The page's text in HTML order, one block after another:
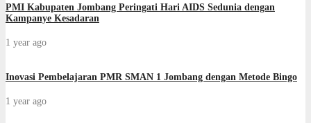
PMI Kabupaten Jombang Peringati Hari AIDS Sedunia dengan
Kampanye Kesadaran
1 year ago
Inovasi Pembelajaran PMR SMAN 1 Jombang dengan Metode Bingo
1 year ago